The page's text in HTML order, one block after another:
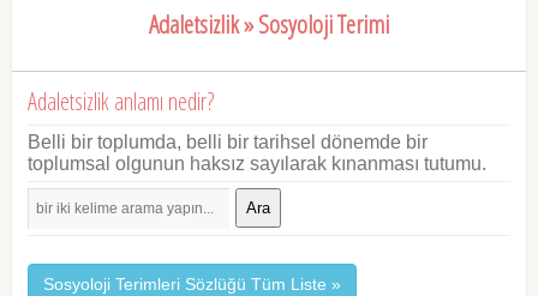
Adaletsizlik » Sosyoloji Terimi
Adaletsizlik anlamı nedir?
Belli bir toplumda, belli bir tarihsel dönemde bir
toplumsal olgunun haksız sayılarak kınanması tutumu.
Ara
Sosyoloji Terimleri Sözlüğü Tüm Liste »